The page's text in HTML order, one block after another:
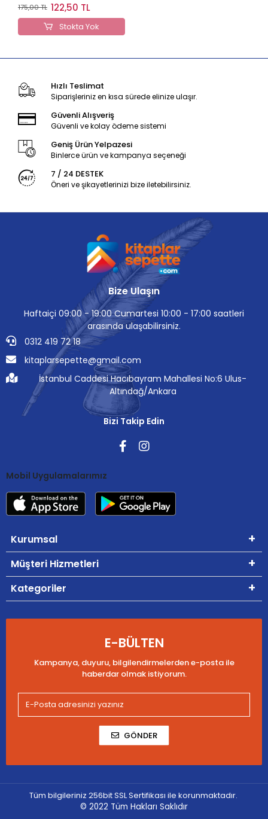
175,00 TL 122,50 TL
Stokta Yok
Hızlı Teslimat
Siparişleriniz en kısa sürede elinize ulaşır.
Güvenli Alışveriş
Güvenli ve kolay ödeme sistemi
Geniş Ürün Yelpazesi
Binlerce ürün ve kampanya seçeneği
7 / 24 DESTEK
Öneri ve şikayetlerinizi bize iletebilirsiniz.
Bize Ulaşın
Haftaiçi 09:00 - 19:00 Cumartesi 10:00 - 17:00 saatleri
arasında ulaşabilirsiniz.
0312 419 72 18
kitaplarsepette@gmail.com
İstanbul Caddesi Hacıbayram Mahallesi No:6 Ulus-
Altındağ/Ankara
Bizi Takip Edin
Mobil Uygulamalarımız
Kurumsal
Müşteri Hizmetleri
Kategoriler
E-BÜLTEN
Kampanya, duyuru, bilgilendirmelerden e-posta ile
haberdar olmak istiyorum.
GÖNDER
Tüm bilgileriniz 256bit SSL Sertifikası ile korunmaktadır.
© 2022 Tüm Hakları Saklıdır